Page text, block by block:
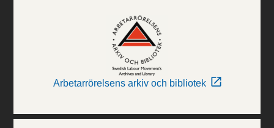
Arbetarrörelsens arkiv och bibliotek